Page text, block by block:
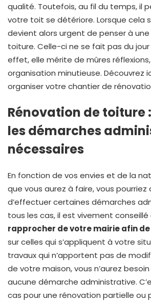
qualité. Toutefois, au fil du temps, il
votre toit se détériore. Lorsque cela
devient alors urgent de penser à
toiture. Celle-ci ne se fait pas du jour
effet, elle mérite de mûres réflexions,
organisation minutieuse. Découvrez
organiser votre chantier de
Rénovation de toiture
les démarches
nécessaires
En fonction de vos envies et de la
que vous aurez à faire, vous pourriez
d’effectuer certaines démarches
tous les cas, il est vivement conseillé
rapprocher de votre mairie afin
sur celles qui s’appliquent à votre
travaux qui n’apportent pas de
de votre maison, vous n’aurez
aucune démarche administrative.
cas pour une rénovation partielle ou